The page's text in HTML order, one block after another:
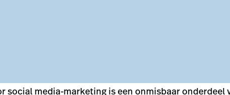
social media-marketing is een onmisbaar onderdeel